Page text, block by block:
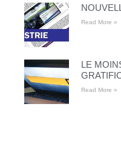
Read More »
LE
Read More »